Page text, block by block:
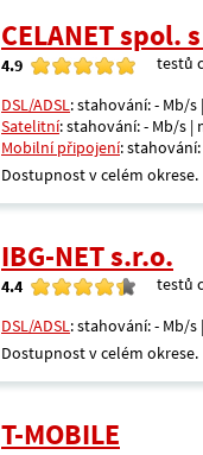
CELANET spol.
4.9 testů
DSL/ADSL: stahování: - Mb/s
Satelitní: stahování: - Mb/s |
Mobilní připojení:
Dostupnost v celém okrese.
IBG-NET s.r.o.
4.4 testů
DSL/ADSL: stahování: - Mb/s
Dostupnost v celém okrese.
T-MOBILE